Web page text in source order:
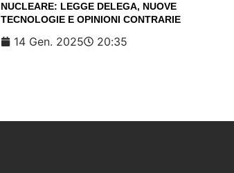
NUCLEARE: LEGGE DELEGA, NUOVE
TECNOLOGIE E OPINIONI CONTRARIE
14 Gen. 2025 20:35